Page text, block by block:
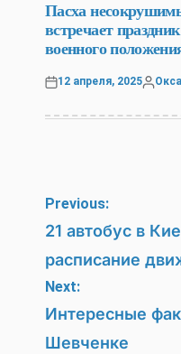
IN
Пасха
встречает
военного
Posted
12 апреля, 2025
Posted
Навигация
по
записям
Previous:
21 автобус в
расписание
Next:
Интересные
Шевченке